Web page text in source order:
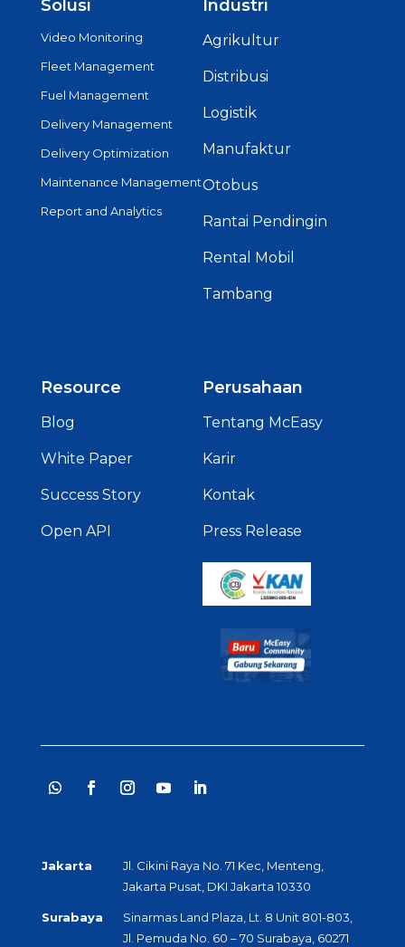
Solusi
Video Monitoring
Fleet Management
Fuel Management
Delivery Management
Delivery Optimization
Maintenance Management
Report and Analytics
Industri
Agrikultur
Distribusi
Logistik
Manufaktur
Otobus
Rantai Pendingin
Rental Mobil
Tambang
Resource
Blog
White Paper
Success Story
Open API
Perusahaan
Tentang McEasy
Karir
Kontak
Press Release
Jakarta
Jl. Cikini Raya No. 71 Kec, Menteng,
Jakarta Pusat, DKI Jakarta 10330
Surabaya
Sinarmas Land Plaza, Lt. 8 Unit 801-803,
Jl. Pemuda No. 60 – 70 Surabaya, 60271